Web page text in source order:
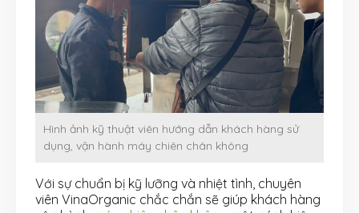
Hình ảnh kỹ thuật viên hướng dẫn khách hàng sử
dụng, vận hành máy chiên chân không
Với sự chuẩn bị kỹ lưỡng và nhiệt tình, chuyên
viên VinaOrganic chắc chắn sẽ giúp khách hàng